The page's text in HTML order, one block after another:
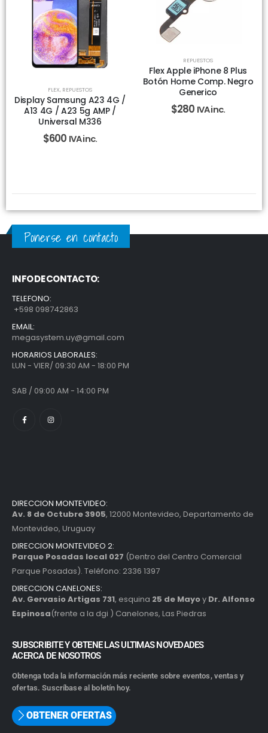
FLEX, REPUESTOS
Display Samsung A23 4G /
A13 4G / A23 5g AMP /
Universal M336
$600 IVA inc.
REPUESTOS
Flex Apple iPhone 8 Plus
Botón Home Comp. Negro
Generico
$280 IVA inc.
Ponerse en contacto
INFO DE CONTACTO:
TELEFONO:
+598 098742863
EMAIL:
megasystem.uy@gmail.com
HORARIOS LABORALES:
LUN - VIER/ 09:30 AM - 18:00 PM
SAB / 09:00 AM - 14:00 PM
DIRECCION MONTEVIDEO:
Av. 8 de Octubre 3905, 12000 Montevideo, Departamento de
Montevideo, Uruguay
DIRECCION MONTEVIDEO 2:
Parque Posadas local 027 (Dentro del Centro Comercial
Parque Posadas). Teléfono: 2336 1397
DIRECCION CANELONES:
Av. Gervasio Artigas 731, esquina 25 de Mayoy Dr. Alfonso
Espinosa(frente a la dgi ) Canelones, Las Piedras
SUBSCRIBITE Y OBTENE LAS ULTIMAS NOVEDADES
ACERCA DE NOSOTROS
Obtenga toda la información más reciente sobre eventos, ventas y
ofertas. Suscríbase al boletín hoy.
OBTENER OFERTAS